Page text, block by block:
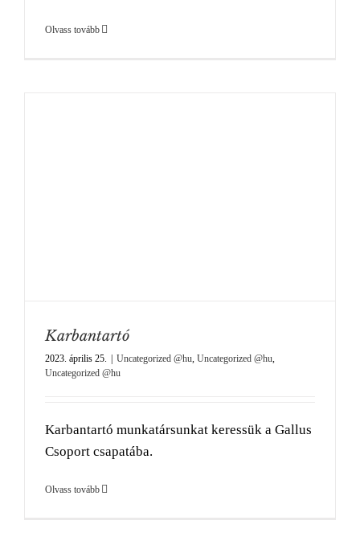
Olvass tovább
Karbantartó
2023. április 25. | Uncategorized @hu Uncategorized @hu
Uncategorized @hu
Karbantartó munkatársunkat keressük a Gallus
Csoport csapatába.
Olvass tovább